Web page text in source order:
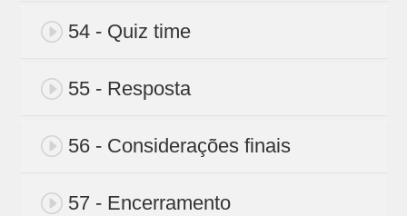
54 - Quiz time
55 - Resposta
56 - Considerações finais
57 - Encerramento